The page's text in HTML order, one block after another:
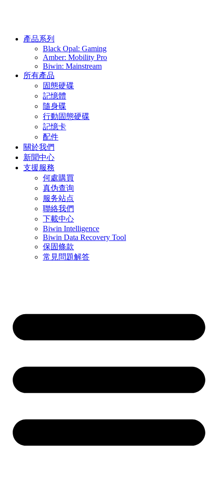
產品系列
Black Opal: Gaming
Amber: Mobility Pro
Biwin: Mainstream
所有產品
固態硬碟
記憶體
隨身碟
行動固態硬碟
記憶卡
配件
關於我們
新聞中心
支援服務
何處購買
真伪查询
服务站点
聯絡我們
下載中心
Biwin Intelligence
Biwin Data Recovery Tool
保固條款
常見問題解答